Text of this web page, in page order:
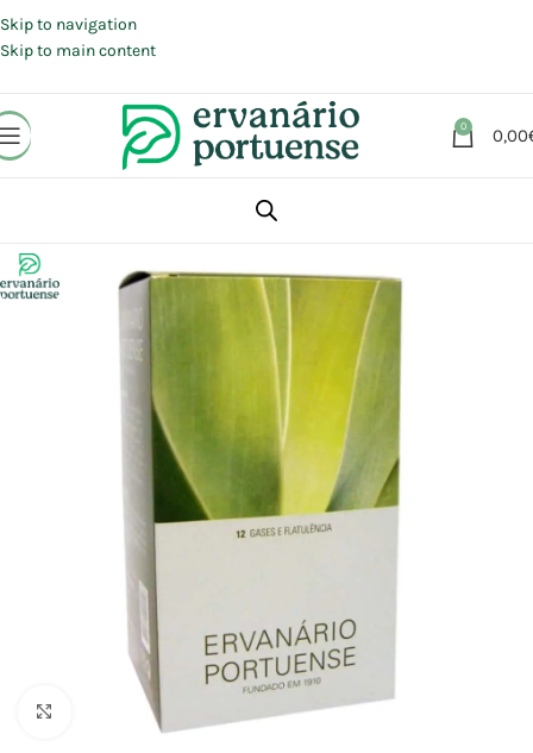
Skip to navigation
Skip to main content
0 0,00
Mistura de plantas (Blends)
Click to enlarge